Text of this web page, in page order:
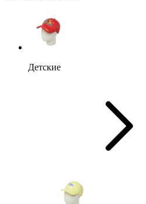
Детские